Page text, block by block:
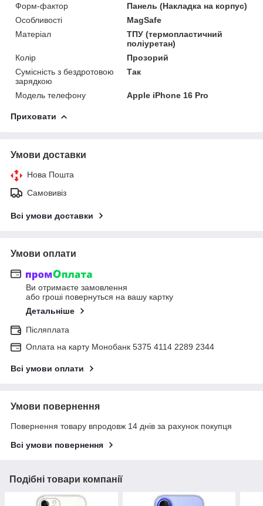
Форм-фактор
Панель (Накладка на корпус)
Особливості
MagSafe
Матеріал
ТПУ (термопластичний
поліуретан)
Колір
Прозорий
Сумісність з бездротовою
зарядкою
Так
Модель телефону Apple iPhone 16 Pro
Приховати
Умови доставки
Нова Пошта
Самовивіз
Всі умови доставки
Умови оплати
Ви отримаєте замовлення
або гроші повернуться на вашу картку
Детальніше
Післяплата
Оплата на карту Монобанк 5375 4114 2289 2344
Всі умови оплати
Умови повернення
Повернення товару впродовж 14 днів за рахунок покупця
Всі умови повернення
Подібні товари компанії